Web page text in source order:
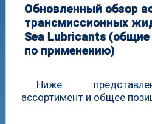
Обновленный обзор
трансмиссионных
Sea Lubricants
по применению)
Ниже
ассортимент и общее